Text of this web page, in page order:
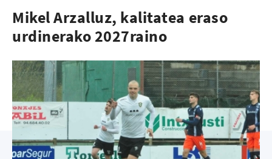
Mikel Arzalluz, kalitatea eraso
urdinerako 2027raino